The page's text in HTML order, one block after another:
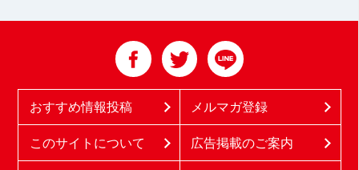
おすすめ情報投稿 メルマガ登録
このサイトについて 広告掲載のご案内